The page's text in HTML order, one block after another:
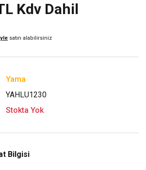
Kdv Dahil
satın alabilirsiniz
Yama
YAHLU1230
Stokta Yok
Bilgisi